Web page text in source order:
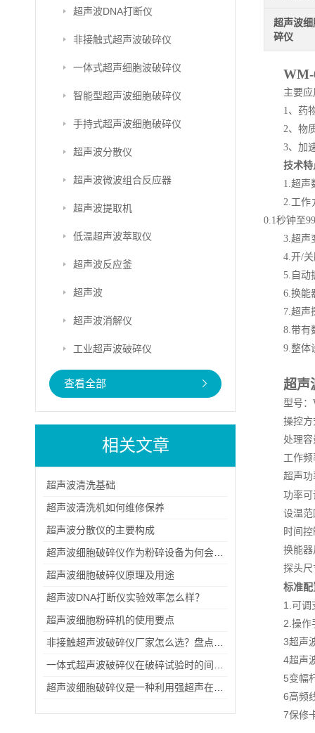
超声波DNA打断仪
非接触式超声波破碎仪
一体式超声细胞波破碎仪
智能型超声波细胞破碎仪
手持式超声波细胞破碎仪
超声波分散仪
超声波微波组合反应器
超声波提取机
低温超声波萃取仪
超声波反应釜
超声波
超声波消解仪
工业超声波破碎仪
查看全部
相关文章
超声波清洗基础
超声波清洗机如何维修保养
超声波分散仪的主要构成
超声波细胞破碎仪原理及用途
超声波DNA打断仪实验效率怎么样？
超声波细胞粉碎机的使用要点
超声波
碎仪
主要
1、药
2、物
3、加
技术特
1.超声
2.工作
0.1秒钟至
3.超声
4.开/
5.自动
6.换能
7.超声
8.带有
9.整
超声
型号：
操控方
处理容
工作频
超声功
功率可
设温范
时间
换能
探头尺
标准配
1.可调
2.操
3超声
4超声
5变
6高频
7保修